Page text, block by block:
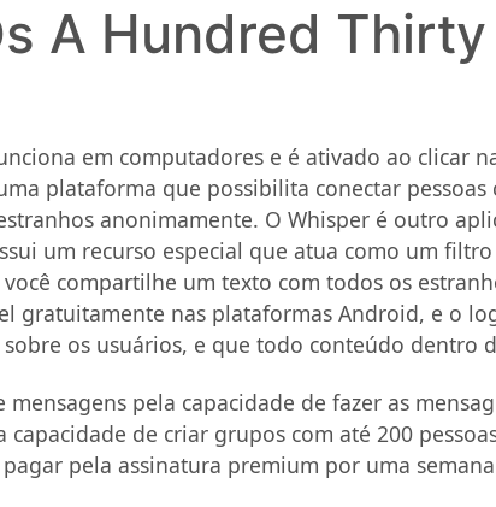
A Hundred
em computadores e é ativado ao clicar
plataforma que possibilita conectar
anonimamente. O Whisper é outro
um recurso especial que atua como um
compartilhe um texto com todos os
gratuitamente nas plataformas Android, e o
os usuários, e que todo conteúdo dentro
pela capacidade de fazer as
capacidade de criar grupos com até 200
pela assinatura premium por uma